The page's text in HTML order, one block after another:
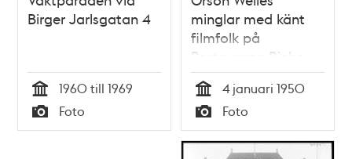
Birger Jarlsgatan 4
Tid
1960 till 1969
Typ
Foto
minglar med känt
filmfolk på
Restaurang Riche
Tid
4 januari 1950
Typ
Foto